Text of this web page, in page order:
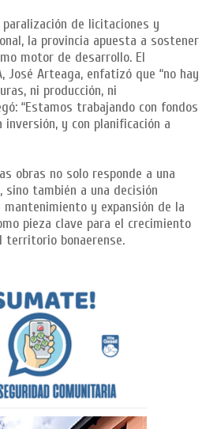
de licitaciones y
la provincia apuesta a sostener
motor de desarrollo. El
José Arteaga, enfatizó que “no hay
ni producción, ni
“Estamos trabajando con fondos
y con planificación a
obras no solo responde a una
también a una decisión
y expansión de la
pieza clave para el crecimiento
territorio bonaerense.